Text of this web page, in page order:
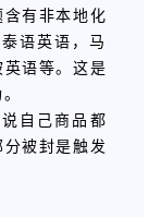
有非本地化
语英语，马
语等。这是
自己商品都
被封是触发